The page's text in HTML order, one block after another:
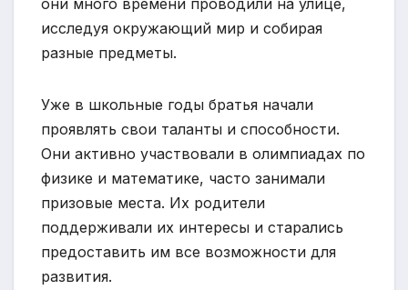
исследуя окружающий мир и собирая
разные предметы.
Уже в школьные годы братья начали
проявлять свои таланты и способности.
Они активно участвовали в олимпиадах по
физике и математике, часто занимали
призовые места. Их родители
поддерживали их интересы и старались
предоставить им все возможности для
развития.